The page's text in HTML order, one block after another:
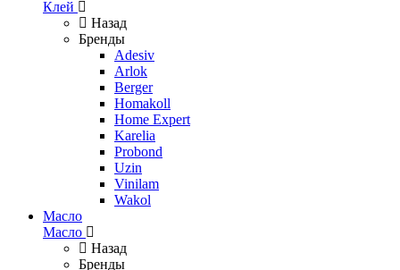
Клей
Назад
Бренды
Adesiv
Arlok
Berger
Homakoll
Home Expert
Karelia
Probond
Uzin
Vinilam
Wakol
Масло
Масло
Назад
Бренды